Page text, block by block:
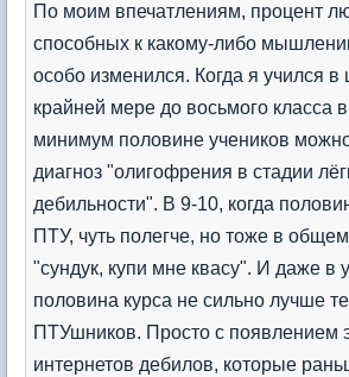
По моим впечатлениям, процент
способных к какому-либо
особо изменился. Когда я учился в
крайней мере до восьмого класса
минимум половине учеников
диагноз "олигофрения в стадии
дебильности". В 9-10, когда
ПТУ, чуть полегче, но тоже в
"сундук, купи мне квасу". И даже в
половина курса не сильно лучше
ПТУшников. Просто с появлением
интернетов дебилов, которые